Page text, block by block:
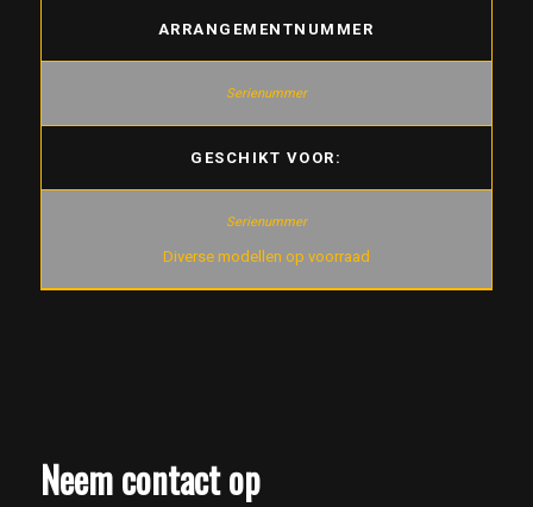
ARRANGEMENTNUMMER
GESCHIKT VOOR:
Diverse modellen op voorraad
Neem contact op